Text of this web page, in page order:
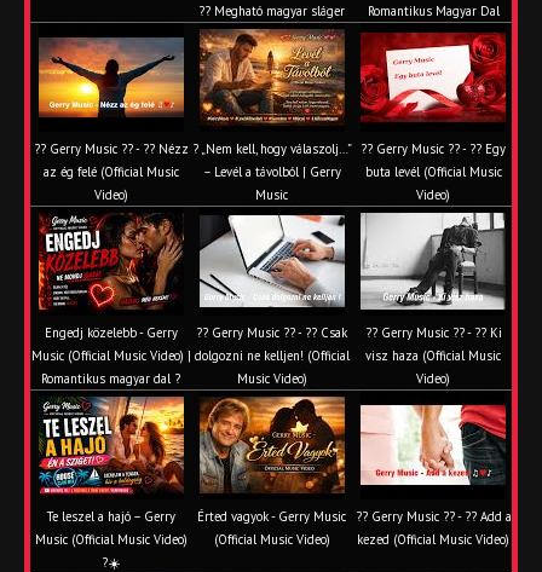
?? Megható magyar sláger
Romantikus Magyar Dal
?? Gerry Music ?? - ?? Nézz
az ég felé (Official Music
Video)
? „Nem kell, hogy válaszolj…”
– Levél a távolból | Gerry
Music
?? Gerry Music ?? - ?? Egy
buta levél (Official Music
Video)
Engedj közelebb - Gerry
Music (Official Music Video) |
Romantikus magyar dal ?
?? Gerry Music ?? - ?? Csak
dolgozni ne kelljen! (Official
Music Video)
?? Gerry Music ?? - ?? Ki
visz haza (Official Music
Video)
Te leszel a hajó – Gerry
Music (Official Music Video)
?☀️
Érted vagyok - Gerry Music
(Official Music Video)
?? Gerry Music ?? - ?? Add a
kezed (Official Music Video)